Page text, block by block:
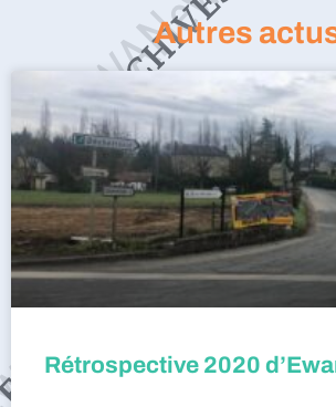
Autres
Rétrospective 2020